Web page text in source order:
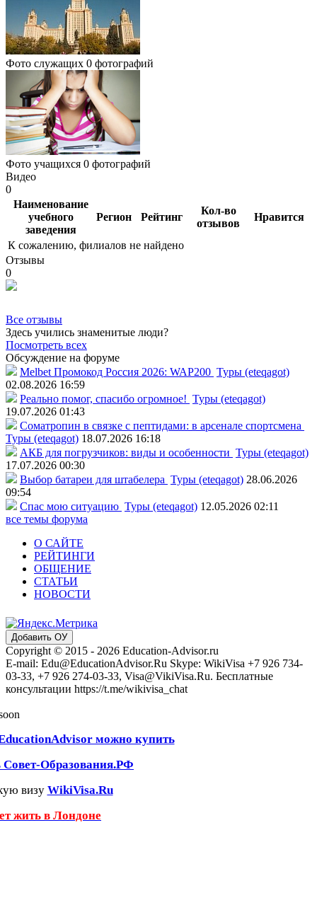
Фото служащих 0 фотографий
Фото учащихся 0 фотографий
Видео
0
Наименование
учебного
заведения
Регион Рейтинг
Кол-во
отзывов
Нравится
К сожалению, филиалов не найдено
Отзывы
0
Все отзывы
Здесь учились знаменитые люди?
Посмотреть всех
Обсуждение на форуме
Melbet Промокод Россия 2026: WAP200 Туры (eteqagot)
02.08.2026 16:59
Реально помог, спасибо огромное! Туры (eteqagot)
19.07.2026 01:43
Соматропин в связке с пептидами: в арсенале спортсмена
Туры (eteqagot) 18.07.2026 16:18
АКБ для погрузчиков: виды и особенности Туры (eteqagot)
17.07.2026 00:30
Выбор батареи для штабелера Туры (eteqagot) 28.06.2026
09:54
Спас мою ситуацию Туры (eteqagot) 12.05.2026 02:11
все темы форума
О САЙТЕ
РЕЙТИНГИ
ОБЩЕНИЕ
СТАТЬИ
НОВОСТИ
Добавить ОУ
Copyright © 2015 - 2026 Education-Advisor.ru
E-mail: Edu@EducationAdvisor.Ru Skype: WikiVisa +7 926 734-
03-33, +7 926 274-03-33, Visa@VikiVisa.Ru. Бесплатные
консультации https://t.me/wikivisa_chat
можно купить
Совет-Образования.РФ
визу WikiVisa.Ru
жить в Лондоне